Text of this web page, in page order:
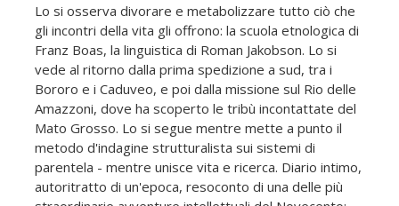
Lo si osserva divorare e metabolizzare tutto ciò che
gli incontri della vita gli offrono: la scuola etnologica di
Franz Boas, la linguistica di Roman Jakobson. Lo si
vede al ritorno dalla prima spedizione a sud, tra i
Bororo e i Caduveo, e poi dalla missione sul Rio delle
Amazzoni, dove ha scoperto le tribù incontattate del
Mato Grosso. Lo si segue mentre mette a punto il
metodo d'indagine strutturalista sui sistemi di
parentela - mentre unisce vita e ricerca. Diario intimo,
autoritratto di un'epoca, resoconto di una delle più